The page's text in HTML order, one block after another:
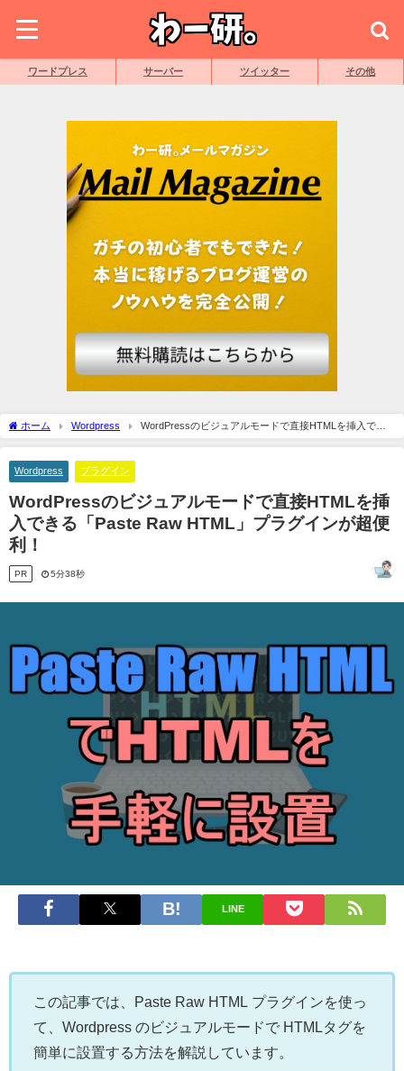
ワードプレス サーバー ツイッター その他
ホーム Wordpress
WordPressのビジュアルモードで直接HTMLを挿入でき
る「Paste Raw HTML」プラグインが超便利！
Wordpress プラグイン
WordPressのビジュアルモードで直接HTMLを挿
入できる「Paste Raw HTML」プラグインが超便
利！
PR 5分38秒
LINE
この記事では、Paste Raw HTML プラグインを使っ
て、Wordpress のビジュアルモードで HTMLタグを
簡単に設置する方法を解説しています。